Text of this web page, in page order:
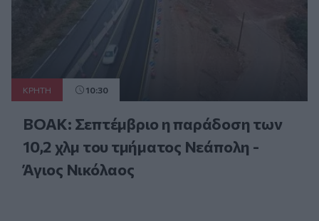
ΚΡΗΤΗ 10:30
ΒΟΑΚ: Σεπτέμβριο η παράδοση των
10,2 χλμ του τμήματος Νεάπολη -
Άγιος Νικόλαος